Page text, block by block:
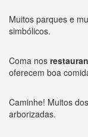
Muitos parques e
simbólicos.
Coma nos
oferecem boa
Caminhe! Muitos
arborizadas.